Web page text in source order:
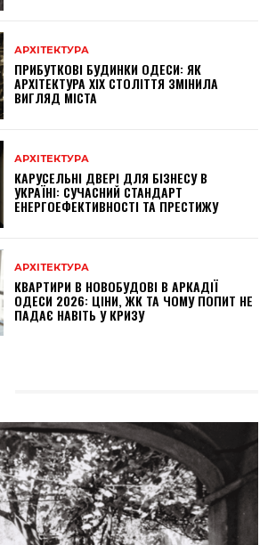
АРХІТЕКТУРА
ПРИБУТКОВІ БУДИНКИ ОДЕСИ: ЯК
АРХІТЕКТУРА XIX СТОЛІТТЯ ЗМІНИЛА
ВИГЛЯД МІСТА
АРХІТЕКТУРА
КАРУСЕЛЬНІ ДВЕРІ ДЛЯ БІЗНЕСУ В
УКРАЇНІ: СУЧАСНИЙ СТАНДАРТ
ЕНЕРГОЕФЕКТИВНОСТІ ТА ПРЕСТИЖУ
АРХІТЕКТУРА
КВАРТИРИ В НОВОБУДОВІ В АРКАДІЇ
ОДЕСИ 2026: ЦІНИ, ЖК ТА ЧОМУ ПОПИТ НЕ
ПАДАЄ НАВІТЬ У КРИЗУ